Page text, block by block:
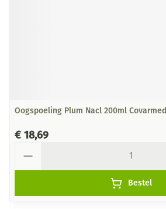
Oogspoeling Plum Nacl 200ml Covarmed
€ 18,69
Bestel